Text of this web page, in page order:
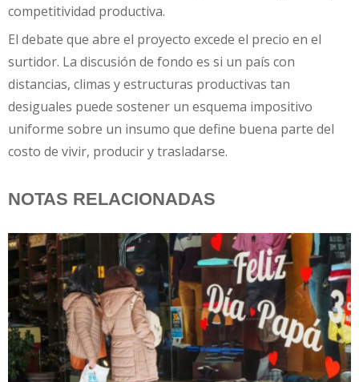
competitividad productiva.
El debate que abre el proyecto excede el precio en el
surtidor. La discusión de fondo es si un país con
distancias, climas y estructuras productivas tan
desiguales puede sostener un esquema impositivo
uniforme sobre un insumo que define buena parte del
costo de vivir, producir y trasladarse.
NOTAS RELACIONADAS